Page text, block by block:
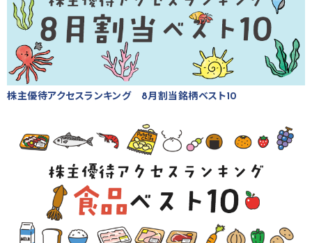
株主優待アクセスランキング 8月割当銘柄ベスト10